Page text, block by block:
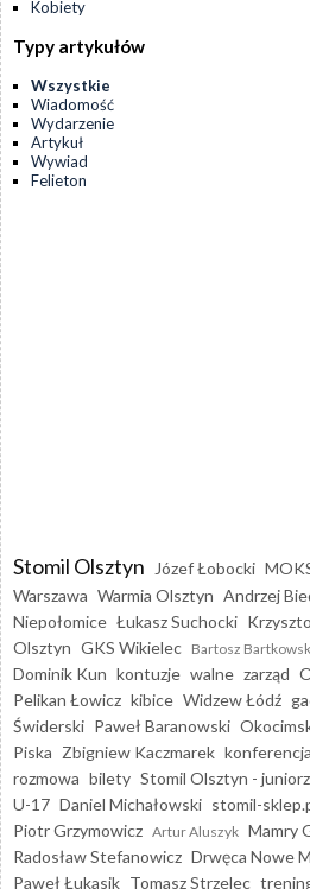
Kobiety
Typy artykułów
Wszystkie
Wiadomość
Wydarzenie
Artykuł
Wywiad
Felieton
Stomil Olsztyn Józef Łobocki
Warszawa Warmia Olsztyn Andrzej
Niepołomice Łukasz Suchocki
Olsztyn GKS Wikielec Bartosz
Dominik Kun kontuzje walne zarząd
Pelikan Łowicz kibice Widzew Łódź
Świderski Paweł Baranowski
Piska Zbigniew Kaczmarek
rozmowa bilety Stomil Olsztyn -
U-17 Daniel Michałowski stomil-
Piotr Grzymowicz Artur Aluszyk Mamry
Radosław Stefanowicz Drwęca Nowe
Paweł Łukasik Tomasz Strzelec